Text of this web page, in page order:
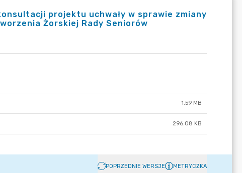
projektu uchwały w sprawie zmiany
Żorskiej Rady Seniorów
1.59 MB
296.08 KB
POPRZEDNIE WERSJE METRYCZKA